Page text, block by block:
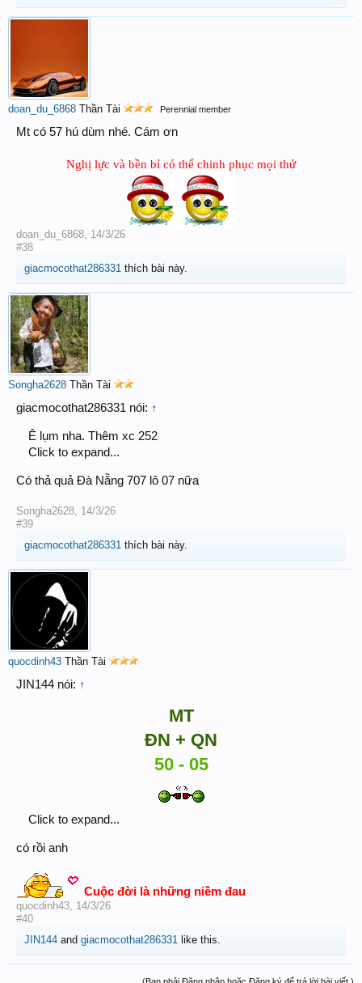
doan_du_6868 Thần Tài Perennial member
Mt có 57 hú dùm nhé. Cám ơn
Nghị lực và bền bỉ có thể chinh phục mọi thứ
doan_du_6868, 14/3/26
#38
giacmocothat286331 thích bài này.
Songha2628 Thần Tài
giacmocothat286331 nói: ↑
Ê lụm nha. Thêm xc 252
Click to expand...
Có thả quả Đà Nẵng 707 lô 07 nữa
Songha2628 14/3/26
#39
giacmocothat286331 thích bài này.
quocdinh43 Thần Tài
JIN144 nói: ↑
MT
ĐN + QN
50 - 05
Click to expand...
có rồi anh
Cuộc đời là những niềm đau
quocdinh43 14/3/26
#40
JIN144 and giacmocothat286331 like this.